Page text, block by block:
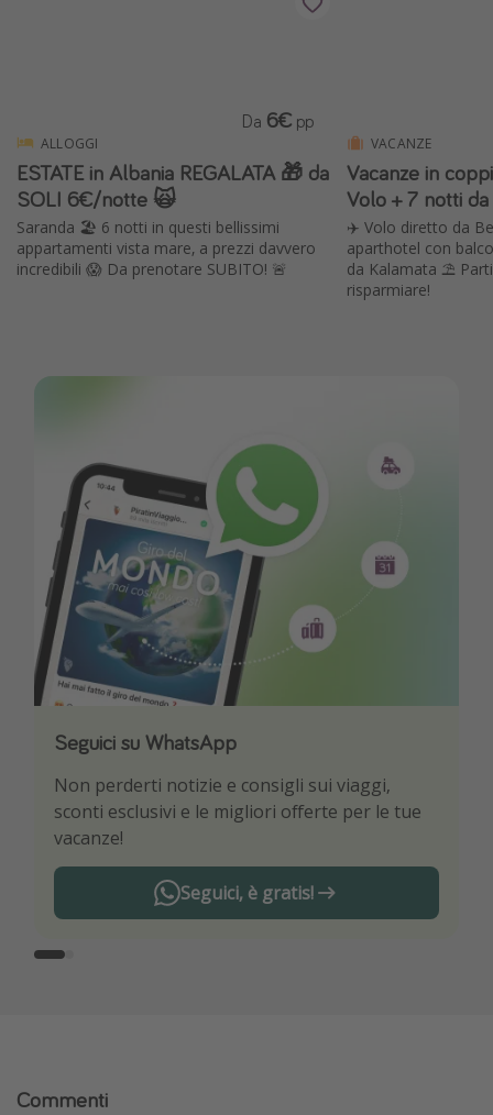
ALLOGGI
ESTATE in Albania REGALATA 🎁 da
SOLI 6€/notte 🙀
Saranda 🏖️ 6 notti in questi bellissimi
appartamenti vista mare, a prezzi davvero
incredibili 😱 Da prenotare SUBITO! 🚨
Da 6€ pp
VACANZE
Vacanze in
Volo + 7 notti
✈️ Volo diretto da
aparthotel con
da Kalamata ⛱️
risparmiare!
Seguici su WhatsApp
Non perderti notizie e consigli sui viaggi,
sconti esclusivi e le migliori offerte per le tue
vacanze!
Seguici, è gratis!
Scarica la nostra App
Sii il primo a conoscere le migliori offerte di
viaggio
Commenti